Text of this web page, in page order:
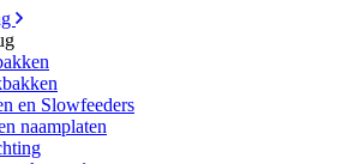
en Slowfeeders
naamplaten